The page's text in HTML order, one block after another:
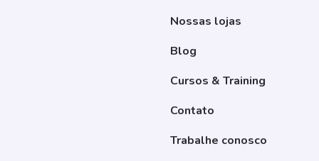
Nossas lojas
Blog
Cursos & Training
Contato
Trabalhe conosco